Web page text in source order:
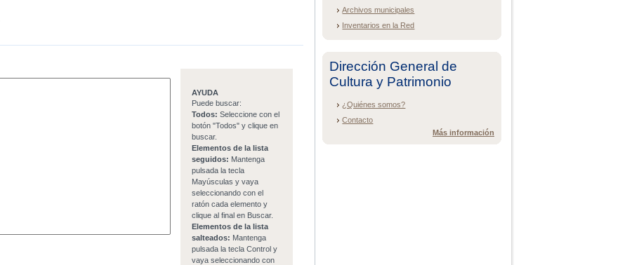
AYUDA
Puede buscar:
Todos: Seleccione con el
botón "Todos" y clique en
buscar.
Elementos de la lista
seguidos: Mantenga
pulsada la tecla
Mayúsculas y vaya
seleccionando con el
ratón cada elemento y
clique al final en Buscar.
Elementos de la lista
salteados: Mantenga
pulsada la tecla Control y
vaya seleccionando con
Archivos municipales
Inventarios en la Red
Dirección General de
Cultura y Patrimonio
¿Quiénes somos?
Contacto
Más información